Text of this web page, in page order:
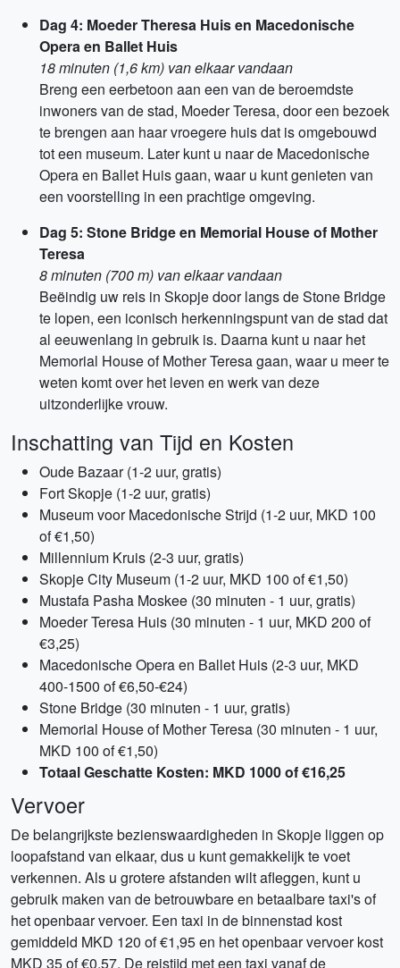
Dag 4: Moeder Theresa Huis en Macedonische
Opera en Ballet Huis
18 minuten (1,6 km) van elkaar vandaan
Breng een eerbetoon aan een van de beroemdste
inwoners van de stad, Moeder Teresa, door een bezoek
te brengen aan haar vroegere huis dat is omgebouwd
tot een museum. Later kunt u naar de Macedonische
Opera en Ballet Huis gaan, waar u kunt genieten van
een voorstelling in een prachtige omgeving.
Dag 5: Stone Bridge en Memorial House of Mother
Teresa
8 minuten (700 m) van elkaar vandaan
Beëindig uw reis in Skopje door langs de Stone Bridge
te lopen, een iconisch herkenningspunt van de stad dat
al eeuwenlang in gebruik is. Daarna kunt u naar het
Memorial House of Mother Teresa gaan, waar u meer te
weten komt over het leven en werk van deze
uitzonderlijke vrouw.
Inschatting van Tijd en Kosten
Oude Bazaar (1-2 uur, gratis)
Fort Skopje (1-2 uur, gratis)
Museum voor Macedonische Strijd (1-2 uur, MKD 100
of €1,50)
Millennium Kruis (2-3 uur, gratis)
Skopje City Museum (1-2 uur, MKD 100 of €1,50)
Mustafa Pasha Moskee (30 minuten - 1 uur, gratis)
Moeder Teresa Huis (30 minuten - 1 uur, MKD 200 of
€3,25)
Macedonische Opera en Ballet Huis (2-3 uur, MKD
400-1500 of €6,50-€24)
Stone Bridge (30 minuten - 1 uur, gratis)
Memorial House of Mother Teresa (30 minuten - 1 uur,
MKD 100 of €1,50)
Totaal Geschatte Kosten: MKD 1000 of €16,25
Vervoer
De belangrijkste bezienswaardigheden in Skopje liggen op
loopafstand van elkaar, dus u kunt gemakkelijk te voet
verkennen. Als u grotere afstanden wilt afleggen, kunt u
gebruik maken van de betrouwbare en betaalbare taxi's of
het openbaar vervoer. Een taxi in de binnenstad kost
gemiddeld MKD 120 of €1,95 en het openbaar vervoer kost
MKD 35 of €0,57. De reistijd met een taxi vanaf de